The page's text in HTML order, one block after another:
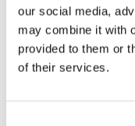
our social media,
may combine it with
provided to them or
of their services.
Peso [kg]